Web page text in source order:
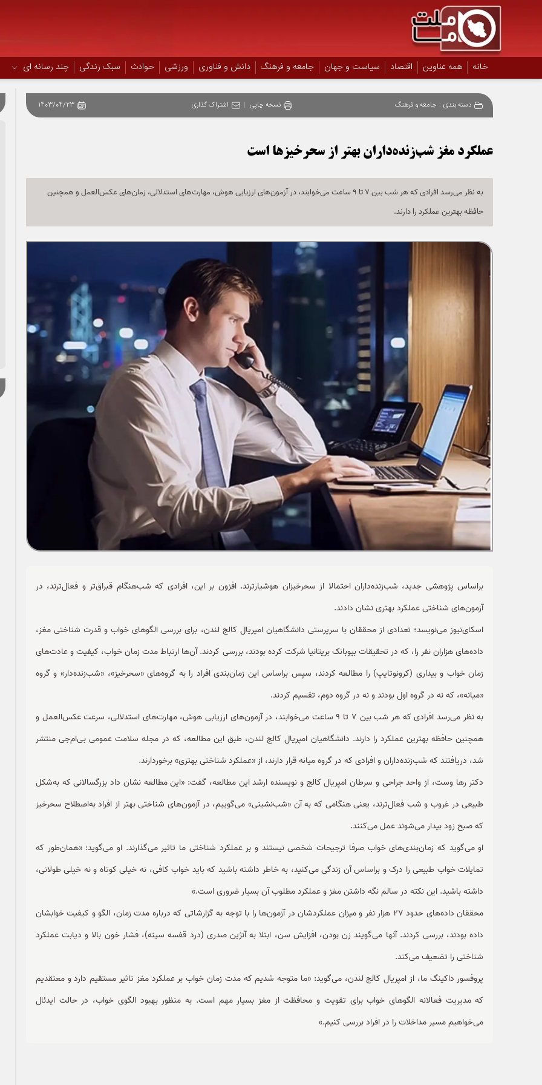
خانه همه عناوین اقتصاد سیاست و جهان جامعه و فرهنگ دانش و فناوری ورزشی حوادث سبک زندگی چند رسانه ای
دسته بندی : جامعه و فرهنگ نسخه چاپی | اشتراک گذاری 1403/04/23
عملکرد مغز شب‌زنده‌داران بهتر از سحرخیزها است
به نظر می‌رسد افرادی که هر شب بین 7 تا 9 ساعت می‌خوابند، در آزمون‌های ارزیابی هوش، مهارت‌های استدلالی، زمان‌های عکس‌العمل و همچنین
حافظه بهترین عملکرد را دارند.
براساس پژوهشی جدید، شب‌زنده‌‌داران احتمالا از سحر‌خیزان هوشیارترند. افزون بر این، افرادی که شب‌هنگام قبراق‌تر و فعال‌ترند، در
آزمون‌‌های شناختی عملکرد بهتری نشان دادند.
اسکای‌نیوز می‌نویسد؛ تعدادی از محققان با سرپرستی دانشگاهیان امپریال کالج لندن، برای بررسی الگوهای خواب و قدرت شناختی مغز،
داده‌های هزاران نفر را، که در تحقیقات بیوبانک بریتانیا شرکت کرده بودند، بررسی کردند. آن‌ها ارتباط مدت زمان خواب، کیفیت و عادت‌های
زمان خواب و بیداری (کرونوتایپ) را مطالعه کردند، سپس براساس این زمان‌بندی افراد را به گروه‌های «سحر‌خیز»، «شب‌زنده‌دار» و گروه
«میانه»، که نه در گروه اول بودند و نه در گروه دوم، تقسیم‌ کردند.
به نظر می‌رسد افرادی که هر شب بین 7 تا 9 ساعت می‌خوابند، در آزمون‌های ارزیابی هوش، مهارت‌های استدلالی، سرعت عکس‌العمل و
همچنین حافظه بهترین عملکرد را دارند. دانشگاهیان امپریال کالج لندن، طبق این مطالعه، که در مجله سلامت عمومی بی‌ام‌جی منتشر
شد، دریافتند که شب‌زنده‌داران و افرادی که در گروه میانه قرار دارند، از «عملکرد شناختی بهتری» برخوردارند.
دکتر رها وست، از واحد جراحی و سرطان امپریال کالج و نویسنده ارشد این مطالعه، گفت: «این مطالعه نشان داد بزرگسالانی که به‌شکل
طبیعی در غروب و شب فعال‌ترند، یعنی هنگامی که به آن «شب‌نشینی» می‌‌‌گوییم، در آزمون‌های شناختی بهتر از افراد به‌اصطلاح سحرخیز
که صبح زود بیدار می‌شوند عمل می‌کنند.
او می‌گوید که زمان‌بندی‌های خواب صرفا ترجیحات شخصی نیستند و بر عملکرد شناختی‌ ما تاثیر می‌گذارند. او می‌گوید: «همان‌طور که
تمایلات خواب طبیعی را درک و براساس آن زندگی می‌کنید، به خاطر داشته باشید که باید خواب کافی، نه خیلی کوتاه و نه خیلی طولانی،
داشته باشید. این نکته در سالم نگه داشتن مغز و عملکرد مطلوب آن بسیار ضروری است.»
محققان داده‌های حدود 27 هزار نفر و میزان عملکرد‌شان در آزمون‌ها را با توجه به گزارشاتی که درباره مدت زمان، الگو و کیفیت خوابشان
داده بودند، بررسی کردند. آنها می‌گویند زن بودن، افزایش سن، ابتلا به آنژین صدری (درد قفسه سینه)، فشار خون بالا و دیابت عملکرد
شناختی را تضعیف می‌کند.
پروفسور داکینگ ما، از امپریال کالج لندن، می‌‌‌گوید: «ما متوجه شدیم که مدت زمان خواب بر عملکرد مغز تاثیر مستقیم دارد و معتقدیم
که مدیریت فعالانه الگوهای خواب برای تقویت و محافظت از مغز بسیار مهم است. به منظور بهبود الگوی خواب، در حالت ایدئال
می‌خواهیم مسیر مداخلات را در افراد بررسی کنیم.»